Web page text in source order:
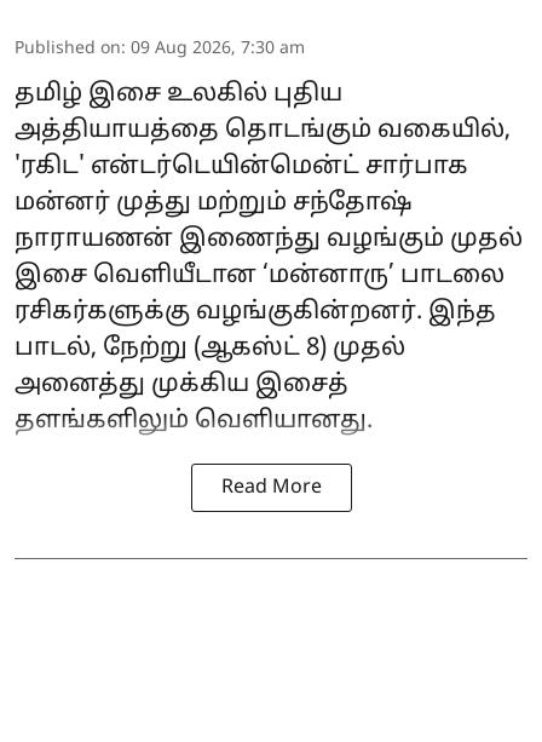
Published on: 09 Aug 2026, 7:30 am
தமிழ் இசை உலகில் புதிய
அத்தியாயத்தை தொடங்கும் வகையில்,
'ரகிட' என்டர்டெயின்மென்ட் சார்பாக
மன்னர் முத்து மற்றும் சந்தோஷ்
நாராயணன் இணைந்து வழங்கும் முதல்
இசை வெளியீடான ‘மன்னாரு’ பாடலை
ரசிகர்களுக்கு வழங்குகின்றனர். இந்த
பாடல், நேற்று (ஆகஸ்ட் 8) முதல்
அனைத்து முக்கிய இசைத்
தளங்களிலும் வெளியானது.
Read More